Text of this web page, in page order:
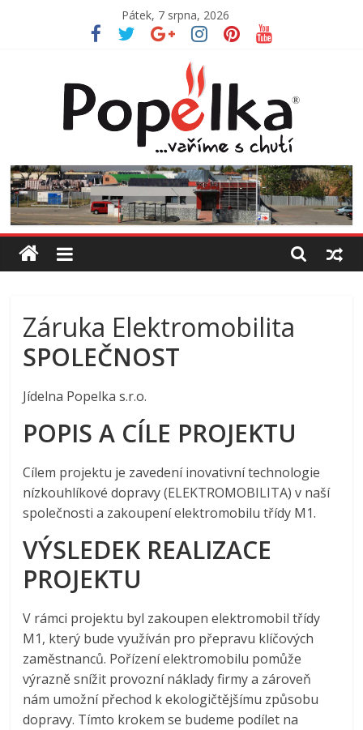
Pátek, 7 srpna, 2026
Jídelna
Popelka
Vaříme
s
Záruka Elektromobilita
SPOLEČNOST
Jídelna Popelka s.r.o.
POPIS A CÍLE PROJEKTU
Cílem projektu je zavedení inovativní technologie
nízkouhlíkové dopravy (ELEKTROMOBILITA) v naší
společnosti a zakoupení elektromobilu třídy M1.
VÝSLEDEK REALIZACE
PROJEKTU
V rámci projektu byl zakoupen elektromobil třídy
M1, který bude využíván pro přepravu klíčových
zaměstnanců. Pořízení elektromobilu pomůže
výrazně snížit provozní náklady firmy a zároveň
nám umožní přechod k ekologičtějšímu způsobu
dopravy. Tímto krokem se budeme podílet na